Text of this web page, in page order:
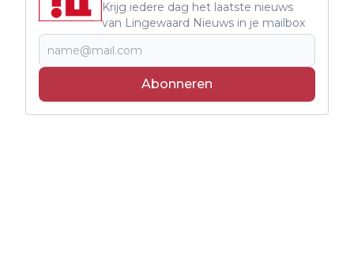
Krijg iedere dag het laatste nieuws
van Lingewaard Nieuws in je mailbox
Abonneren